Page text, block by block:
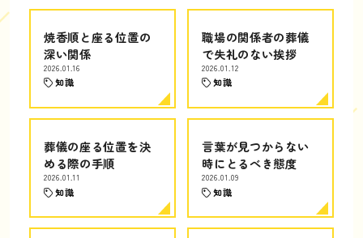
焼香順と座る位置の
深い関係
2026.01.16
知識
職場の関係者の葬儀
で失礼のない挨拶
2026.01.12
知識
葬儀の座る位置を決
める際の手順
2026.01.11
知識
言葉が見つからない
時にとるべき態度
2026.01.09
知識